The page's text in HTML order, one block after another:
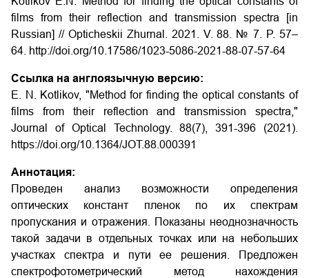
films from their reflection and transmission spectra [in
Russian] // Opticheskii Zhurnal. 2021. V. 88. № 7. P. 57–
64. http://doi.org/10.17586/1023-5086-2021-88-07-57-64
Ссылка на англоязычную версию:
E. N. Kotlikov, "Method for finding the optical constants of
films from their reflection and transmission spectra,"
Journal of Optical Technology. 88(7), 391-396 (2021).
https://doi.org/10.1364/JOT.88.000391
Аннотация:
Проведен анализ возможности определения
оптических констант пленок по их спектрам
пропускания и отражения. Показаны неоднозначность
такой задачи в отдельных точках или на небольших
участках спектра и пути ее решения. Предложен
спектрофотометрический метод нахождения